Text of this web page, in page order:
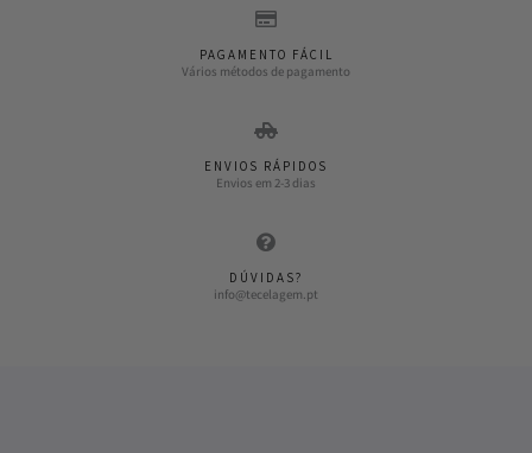
PAGAMENTO FÁCIL
Vários métodos de pagamento
ENVIOS RÁPIDOS
Envios em 2-3 dias
DÚVIDAS?
info@tecelagem.pt